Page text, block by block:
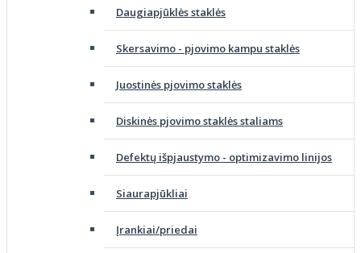
Daugiapjūklės staklės
Skersavimo - pjovimo kampu staklės
Juostinės pjovimo staklės
Diskinės pjovimo staklės staliams
Defektų išpjaustymo - optimizavimo linijos
Siaurapjūkliai
Įrankiai/priedai